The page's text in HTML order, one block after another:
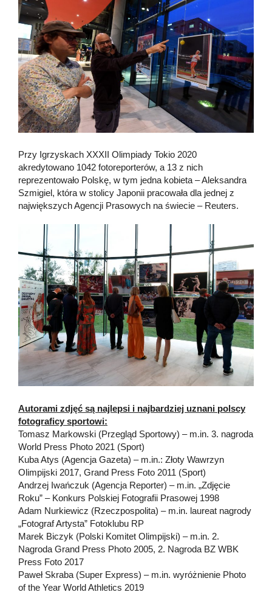
Przy Igrzyskach XXXII Olimpiady Tokio 2020
akredytowano 1042 fotoreporterów, a 13 z nich
reprezentowało Polskę, w tym jedna kobieta – Aleksandra
Szmigiel, która w stolicy Japonii pracowała dla jednej z
największych Agencji Prasowych na świecie – Reuters.
Autorami zdjęć są najlepsi i najbardziej uznani polscy
fotograficy sportowi:
Tomasz Markowski (Przegląd Sportowy) – m.in. 3. nagroda
World Press Photo 2021 (Sport)
Kuba Atys (Agencja Gazeta) – m.in.: Złoty Wawrzyn
Olimpijski 2017, Grand Press Foto 2011 (Sport)
Andrzej Iwańczuk (Agencja Reporter) – m.in. „Zdjęcie
Roku” – Konkurs Polskiej Fotografii Prasowej 1998
Adam Nurkiewicz (Rzeczpospolita) – m.in. laureat nagrody
„Fotograf Artysta” Fotoklubu RP
Marek Biczyk (Polski Komitet Olimpijski) – m.in. 2.
Nagroda Grand Press Photo 2005, 2. Nagroda BZ WBK
Press Foto 2017
Paweł Skraba (Super Express) – m.in. wyróżnienie Photo
of the Year World Athletics 2019